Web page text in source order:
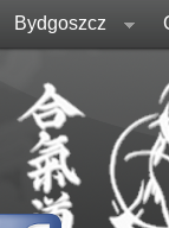
Bydgoszcz